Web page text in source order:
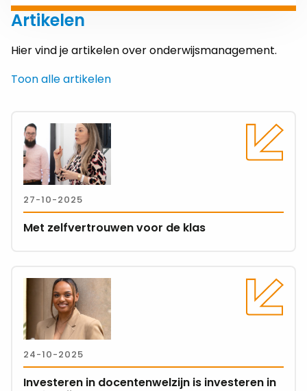
Artikelen
Hier vind je artikelen over onderwijsmanagement.
Toon alle artikelen
27-10-2025
Met zelfvertrouwen voor de klas
Lees
meer
over
Met
zelfvertrouwen
voor
de
klas
24-10-2025
Investeren in docentenwelzijn is investeren in
Lees
meer
Investeren
docentenwelzijn